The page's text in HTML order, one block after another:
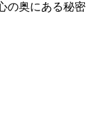
の奥にある秘密